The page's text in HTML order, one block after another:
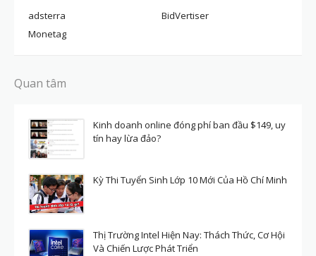
adsterra
BidVertiser
Monetag
Quan tâm
Kinh doanh online đóng phí ban đầu $149, uy
tín hay lừa đảo?
Kỳ Thi Tuyển Sinh Lớp 10 Mới Của Hồ Chí Minh
Thị Trường Intel Hiện Nay: Thách Thức, Cơ Hội
Và Chiến Lược Phát Triển